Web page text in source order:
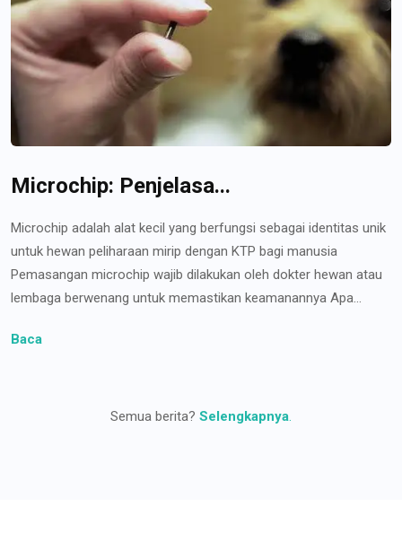
Microchip: Penjelasa...
Microchip adalah alat kecil yang berfungsi sebagai identitas unik
untuk hewan peliharaan mirip dengan KTP bagi manusia
Pemasangan microchip wajib dilakukan oleh dokter hewan atau
lembaga berwenang untuk memastikan keamanannya Apa...
Baca
Semua berita? Selengkapnya